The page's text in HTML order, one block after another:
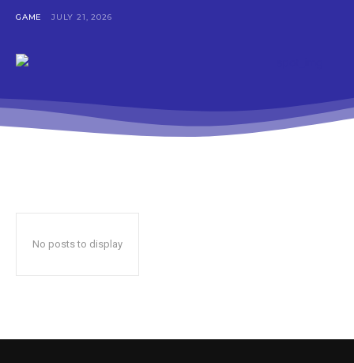
GAME JULY 21, 2026
No posts to display